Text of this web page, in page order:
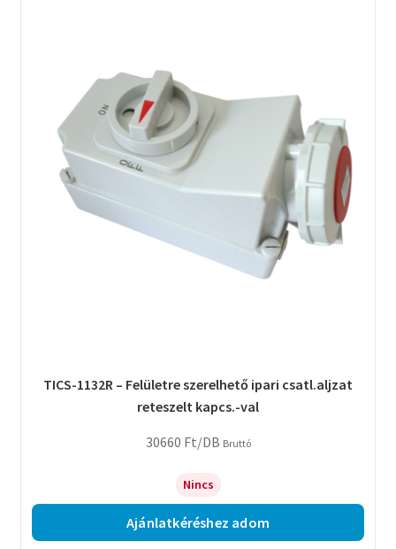
TICS-1132R – Felületre szerelhető ipari csatl.aljzat
reteszelt kapcs.-val
30660 Ft/DB Bruttó
Nincs
Ajánlatkéréshez adom